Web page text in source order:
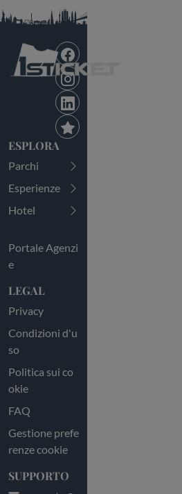
ESPLORA
Parchi
Esperienze
Hotel
Portale Agenzi
e
LEGAL
Privacy
Condizioni d'u
so
Politica sui co
okie
FAQ
Gestione prefe
renze cookie
SUPPORTO